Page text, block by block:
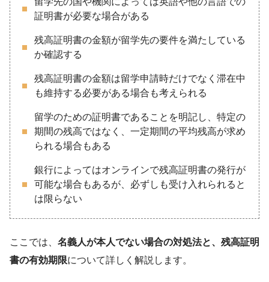
証明書が必要な場合がある
残高証明書の金額が留学先の要件を満たしている
か確認する
残高証明書の金額は留学申請時だけでなく滞在中
も維持する必要がある場合も考えられる
留学のための証明書であることを明記し、特定の
期間の残高ではなく、一定期間の平均残高が求め
られる場合もある
銀行によってはオンラインで残高証明書の発行が
可能な場合もあるが、必ずしも受け入れられると
は限らない
ここでは、 名義人が本人でない場合の対処法と、残高証明
書の有効期限について詳しく解説します。